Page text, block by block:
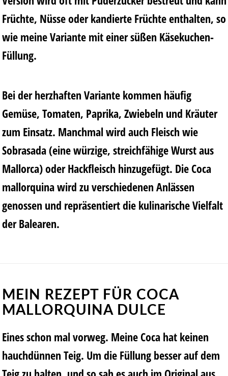
Früchte, Nüsse oder kandierte Früchte enthalten, so
wie meine Variante mit einer süßen Käsekuchen-
Füllung.
Bei der herzhaften Variante kommen häufig
Gemüse, Tomaten, Paprika, Zwiebeln und Kräuter
zum Einsatz. Manchmal wird auch Fleisch wie
Sobrasada (eine würzige, streichfähige Wurst aus
Mallorca) oder Hackfleisch hinzugefügt. Die Coca
mallorquina wird zu verschiedenen Anlässen
genossen und repräsentiert die kulinarische Vielfalt
der Balearen.
MEIN REZEPT FÜR COCA
MALLORQUINA DULCE
Eines schon mal vorweg. Meine Coca hat keinen
hauchdünnen Teig. Um die Füllung besser auf dem